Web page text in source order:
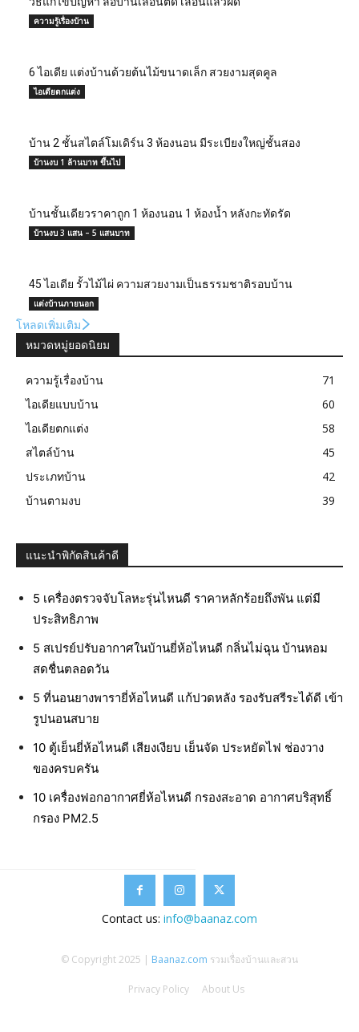
ความรู้เรื่องบ้าน
6 ไอเดีย แต่งบ้านด้วยต้นไม้ขนาดเล็ก สวยงามสุดคูล
ไอเดียตกแต่ง
บ้าน 2 ชั้นสไตล์โมเดิร์น 3 ห้องนอน มีระเบียงใหญ่ชั้นสอง
บ้านงบ 1 ล้านบาท ขึ้นไป
บ้านชั้นเดียวราคาถูก 1 ห้องนอน 1 ห้องน้ำ หลังกะทัดรัด
บ้านงบ 3 แสน – 5 แสนบาท
45 ไอเดีย รั้วไม้ไผ่ ความสวยงามเป็นธรรมชาติรอบบ้าน
แต่งบ้านภายนอก
โหลดเพิ่มเติม
หมวดหมู่ยอดนิยม
ความรู้เรื่องบ้าน
71
ไอเดียแบบบ้าน
60
ไอเดียตกแต่ง
58
สไตล์บ้าน
45
ประเภทบ้าน
42
บ้านตามงบ
39
แนะนำพิกัดสินค้าดี
5 เครื่องตรวจจับโลหะรุ่นไหนดี ราคาหลักร้อยถึงพัน แต่มี
ประสิทธิภาพ
5 สเปรย์ปรับอากาศในบ้านยี่ห้อไหนดี กลิ่นไม่ฉุน บ้านหอม
สดชื่นตลอดวัน
5 ที่นอนยางพารายี่ห้อไหนดี แก้ปวดหลัง รองรับสรีระได้ดี เข้า
รูปนอนสบาย
10 ตู้เย็นยี่ห้อไหนดี เสียงเงียบ เย็นจัด ประหยัดไฟ ช่องวาง
ของครบครัน
10 เครื่องฟอกอากาศยี่ห้อไหนดี กรองสะอาด อากาศบริสุทธิ์
กรอง PM2.5
Contact us: info@baanaz.com
© Copyright 2025 | Baanaz.com รวมเรื่องบ้านและสวน
Privacy Policy About Us